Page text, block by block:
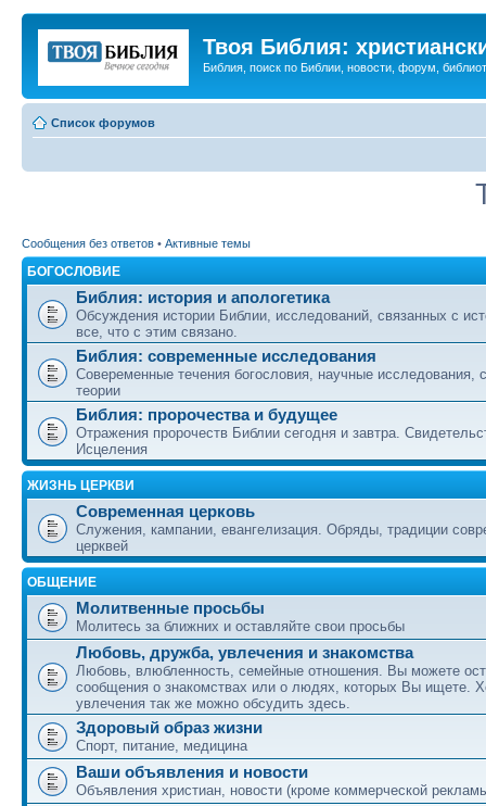
Твоя Библия:
Библия, поиск по Библии, новости, форум,
Список форумов
Сообщения без ответов • Активные темы
БОГОСЛОВИЕ
Библия: история и апологетика
Обсуждения истории Библии, исследований, связанных с
все, что с этим связано.
Библия: современные исследования
Совеременные течения богословия, научные исследования,
теории
Библия: пророчества и будущее
Отражения пророчеств Библии сегодня и завтра.
Исцеления
ЖИЗНЬ ЦЕРКВИ
Современная церковь
Служения, кампании, евангелизация. Обряды, традиции
церквей
ОБЩЕНИЕ
Молитвенные просьбы
Молитесь за ближних и оставляйте свои просьбы
Любовь, дружба, увлечения и знакомства
Любовь, влюбленность, семейные отношения. Вы можете
сообщения о знакомствах или о людях, которых Вы ищете.
увлечения так же можно обсудить здесь.
Здоровый образ жизни
Спорт, питание, медицина
Ваши объявления и новости
Объявления христиан, новости (кроме коммерческой